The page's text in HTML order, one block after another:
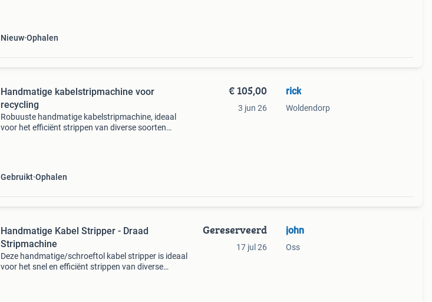
Nieuw Ophalen
Handmatige kabelstripmachine voor
recycling
Robuuste handmatige kabelstripmachine, ideaal
voor het efficiënt strippen van diverse soorten
Gebruikt Ophalen
€ 105,00
3 jun 26
rick
Woldendorp
Handmatige Kabel Stripper - Draad
Stripmachine
Deze handmatige/schroeftol kabel stripper is ideaal
voor het snel en efficiënt strippen van diverse
Gereserveerd
17 jul 26
john
Oss